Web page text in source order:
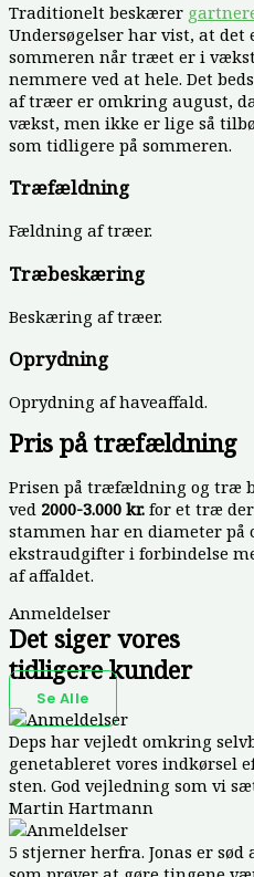
Traditionelt beskærer
Undersøgelser har vist, at det
sommeren når træet er i
nemmere ved at hele. Det
af træer er omkring august,
vækst, men ikke er lige så
som tidligere på sommeren.
Træfældning
Fældning af træer.
Træbeskæring
Beskæring af træer.
Oprydning
Oprydning af haveaffald.
Pris på træfældning
Prisen på træfældning og træ
ved 2000-3.000 kr. for et træ
stammen har en diameter på
ekstraudgifter i forbindelse
af affaldet.
Anmeldelser
Det siger vores
tidligere kunder
Se Alle
Deps har vejledt omkring
genetableret vores indkørsel
sten. God vejledning som vi
Martin Hartmann
5 stjerner herfra. Jonas er